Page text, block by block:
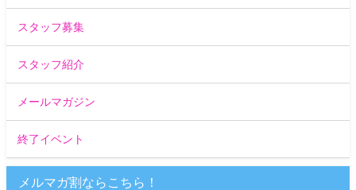
スタッフ募集
スタッフ紹介
メールマガジン
終了イベント
メルマガ割ならこちら！